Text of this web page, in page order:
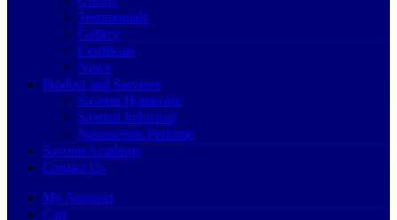
Testimonials
Gallery
Certificate
News
Product and Services
Savonn Homecare
Savonn Industrial
Nonnscents Perfume
Savoon Academy
Contact Us
My Account
Cart